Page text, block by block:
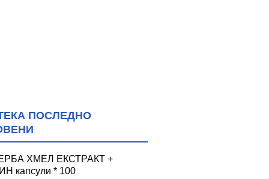
ПОСЛЕДНО
ХМЕЛ ЕКСТРАКТ +
капсули * 100